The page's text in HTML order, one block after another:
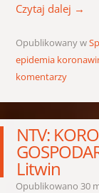
Czytaj dalej →
Opublikowany w
epidemia
komentarzy
NTV:
Litwin
Opublikowano 30